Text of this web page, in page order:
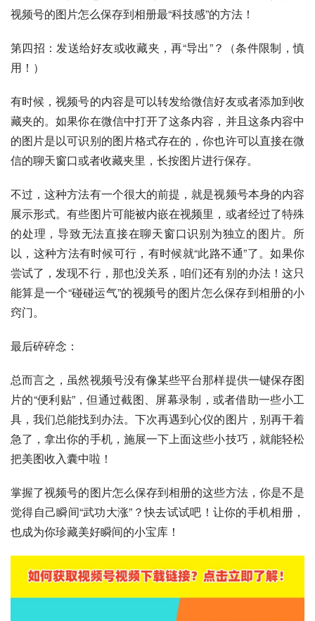
视频号的图片怎么保存到相册最“科技感”的方法！
第四招：发送给好友或收藏夹，再“导出”？（条件限制，慎
用！）
有时候，视频号的内容是可以转发给微信好友或者添加到收
藏夹的。如果你在微信中打开了这条内容，并且这条内容中
的图片是以可识别的图片格式存在的，你也许可以直接在微
信的聊天窗口或者收藏夹里，长按图片进行保存。
不过，这种方法有一个很大的前提，就是视频号本身的内容
展示形式。有些图片可能被内嵌在视频里，或者经过了特殊
的处理，导致无法直接在聊天窗口识别为独立的图片。所
以，这种方法有时候可行，有时候就“此路不通”了。如果你
尝试了，发现不行，那也没关系，咱们还有别的办法！这只
能算是一个“碰碰运气”的视频号的图片怎么保存到相册的小
窍门。
最后碎碎念：
总而言之，虽然视频号没有像某些平台那样提供一键保存图
片的“便利贴”，但通过截图、屏幕录制，或者借助一些小工
具，我们总能找到办法。下次再遇到心仪的图片，别再干着
急了，拿出你的手机，施展一下上面这些小技巧，就能轻松
把美图收入囊中啦！
掌握了视频号的图片怎么保存到相册的这些方法，你是不是
觉得自己瞬间“武功大涨”？快去试试吧！让你的手机相册，
也成为你珍藏美好瞬间的小宝库！